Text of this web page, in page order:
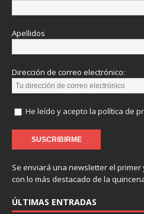
Apellidos
Dirección de correo electrónico:
He leído y acepto la política de
Se enviará una newsletter el primer
con lo más destacado de la
ÚLTIMAS ENTRADAS